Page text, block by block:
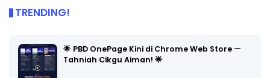
TRENDING!
🌟 PBD OnePage Kini di Chrome Web Store —
Tahniah Cikgu Aiman! 🌟